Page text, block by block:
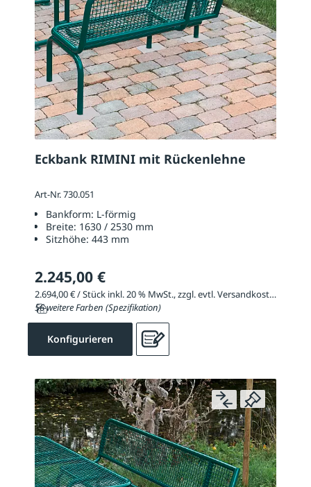
Eckbank RIMINI mit Rückenlehne
Art-Nr. 730.051
Bankform: L-förmig
Breite: 1630 / 2530 mm
Sitzhöhe: 443 mm
2.245,00 €
2.694,00 € / Stück inkl. 20 % MwSt., zzgl. evtl. Versandkosten
56 weitere Farben (Spezifikation)
Konfigurieren